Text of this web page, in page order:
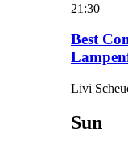
21:30
Best
Livi
Sun